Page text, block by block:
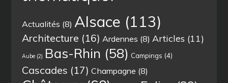
Actualités (8) Alsace (113)
Architecture (16) Ardennes (8) Articles (11)
Aube (2) Bas-Rhin (58) Campings (4)
Cascades (17) Champagne (8)